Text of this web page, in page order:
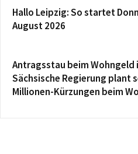
Hallo Leipzig: So startet
August 2026
Antragsstau beim Wohngeld
Sächsische Regierung plant
Millionen-Kürzungen beim